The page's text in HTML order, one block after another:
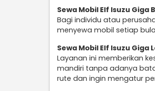
Sewa Mobil Elf Isuzu Giga
Bagi individu atau
menyewa mobil setiap
Sewa Mobil Elf Isuzu Giga
Layanan ini memberikan
mandiri tanpa adanya
rute dan ingin mengatur